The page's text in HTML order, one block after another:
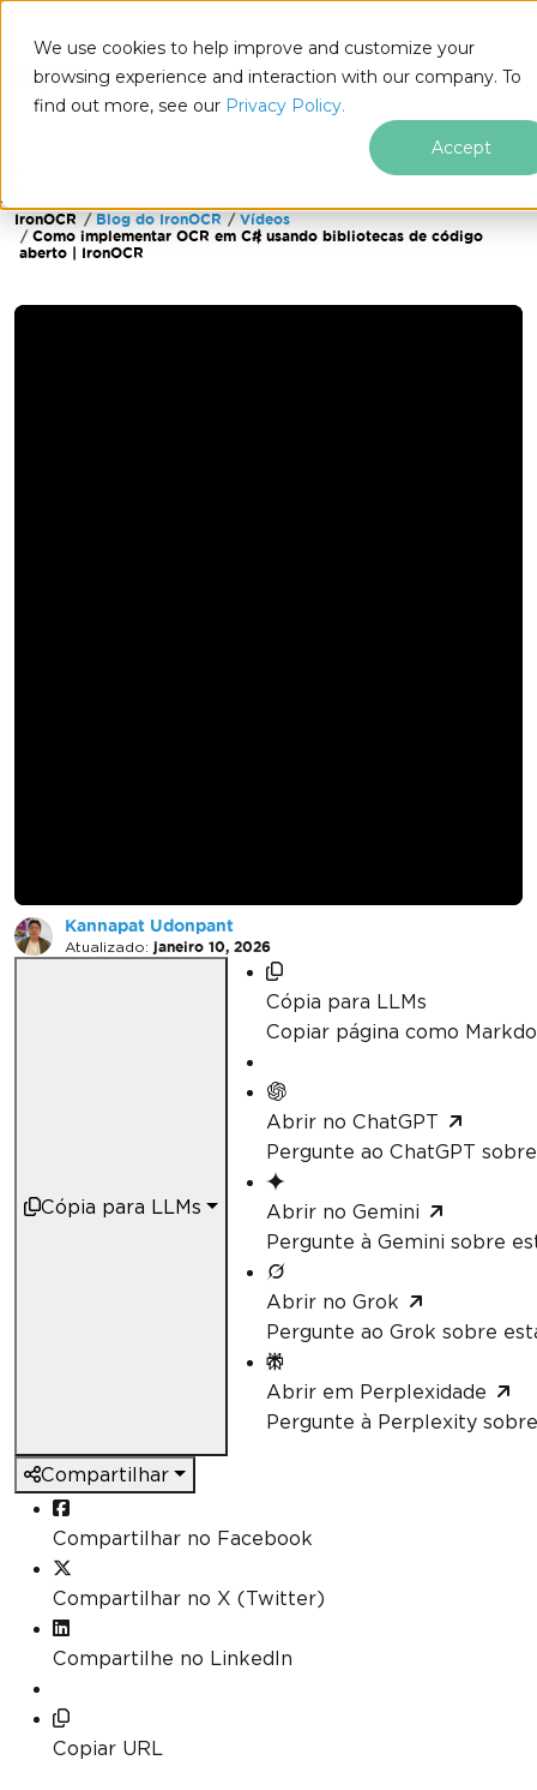
We use cookies to help improve and customize your
browsing experience and interaction with our company. To
find out more, see our Privacy Policy.
Accept
Ir para o conteúdo do rodapé
IronOCR Blog do IronOCR
Vídeos
Como implementar OCR em C# usando bibliotecas de código
aberto | IronOCR
Kannapat Udonpant
Atualizado: janeiro 10, 2026
Cópia para LLMs
Cópia para LLMs
Copiar página como
Abrir no ChatGPT
Pergunte ao ChatGPT
Abrir no Gemini
Pergunte à Gemini sobre
Abrir no Grok
Pergunte ao Grok sobre
Abrir em Perplexidade
Pergunte à Perplexity
Compartilhar
Compartilhar no Facebook
Compartilhar no X (Twitter)
Compartilhe no LinkedIn
Copiar URL